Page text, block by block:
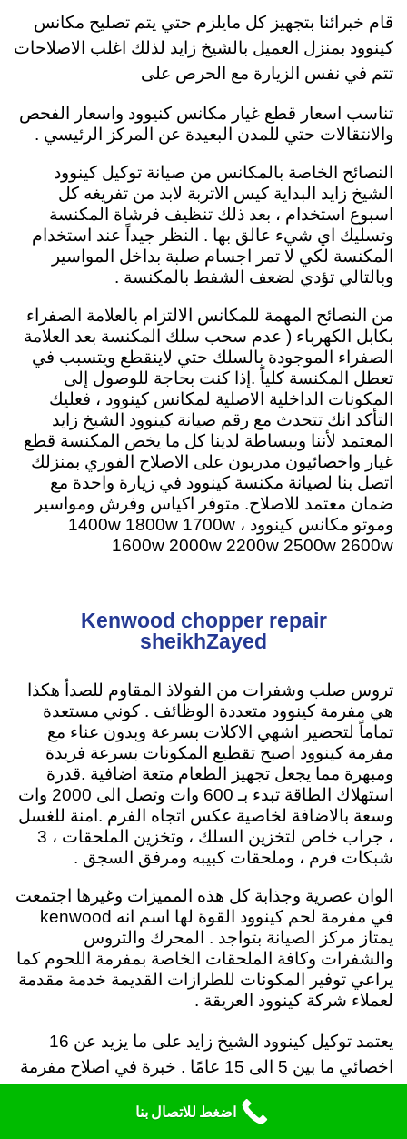
قام خبرائنا بتجهيز كل مايلزم حتي يتم تصليح مكانس
كينوود بمنزل العميل بالشيخ زايد لذلك اغلب الاصلاحات
تتم في نفس الزيارة مع الحرص على
تناسب اسعار قطع غيار مكانس كنيوود واسعار الفحص
والانتقالات حتي للمدن البعيدة عن المركز الرئيسي .
النصائح الخاصة بالمكانس من صيانة توكيل كينوود
الشيخ زايد البداية كيس الاتربة لابد من تفريغه كل
اسبوع استخدام ، بعد ذلك تنظيف فرشاة المكنسة
وتسليك اي شيء عالق بها . النظر جيداً عند استخدام
المكنسة لكي لا تمر اجسام صلبة بداخل المواسير
وبالتالي تؤدي لضعف الشفط بالمكنسة .
من النصائح المهمة للمكانس الالتزام بالعلامة الصفراء
بكابل الكهرباء ( عدم سحب سلك المكنسة بعد العلامة
الصفراء الموجودة بالسلك حتي لاينقطع ويتسبب في
تعطل المكنسة كلياً .إذا كنت بحاجة للوصول إلى
المكونات الداخلية الاصلية لمكانس كينوود ، فعليك
التأكد انك تتحدث مع رقم صيانة كينوود الشيخ زايد
المعتمد لأننا وببساطة لدينا كل ما يخص المكنسة قطع
غيار واخصائيون مدربون على الاصلاح الفوري بمنزلك
اتصل بنا لصيانة مكنسة كينوود في زيارة واحدة مع
ضمان معتمد للاصلاح. متوفر اكياس وفرش ومواسير
وموتو مكانس كينوود ، 1400w 1800w 1700w
1600w 2000w 2200w 2500w 2600w
Kenwood chopper repair
sheikhZayed
تروس صلب وشفرات من الفولاذ المقاوم للصدأ هكذا
هي مفرمة كينوود متعددة الوظائف . كوني مستعدة
تماماً لتحضير اشهي الاكلات بسرعة وبدون عناء مع
مفرمة كينوود اصبح تقطيع المكونات بسرعة فريدة
ومبهرة مما يجعل تجهيز الطعام متعة اضافية .قدرة
استهلاك الطاقة تبدء بـ 600 وات وتصل الى 2000 وات
وسعة بالاضافة لخاصية عكس اتجاه الفرم .امنة للغسل
، جراب خاص لتخزين السلك ، وتخزين الملحقات ، 3
شبكات فرم ، وملحقات كبيبه ومرفق السجق .
الوان عصرية وجذابة كل هذه المميزات وغيرها اجتمعت
في مفرمة لحم كينوود القوة لها اسم انه kenwood
يمتاز مركز الصيانة بتواجد . المحرك والتروس
والشفرات وكافة الملحقات الخاصة بمفرمة اللحوم كما
يراعي توفير المكونات للطرازات القديمة خدمة مقدمة
لعملاء شركة كينوود العريقة .
يعتمد توكيل كينوود الشيخ زايد على ما يزيد عن 16
اخصائي ما بين 5 الى 15 عامًا . خبرة في اصلاح مفرمة
الدقة والسرعة عند اصلاح مفارم اللحوم .
اضغط للاتصال بنا